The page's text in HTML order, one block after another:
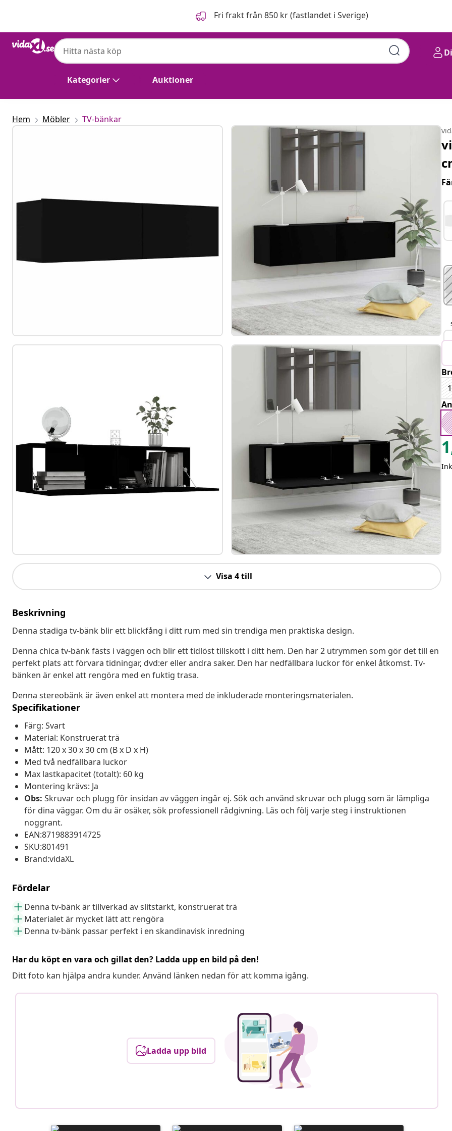
Fri frakt från 850 kr (fastlandet i Sverige)
Kategorier Auktioner
vidaXL
Hem Möbler TV-bänkar
Visa 4 till
Beskrivning
Denna stadiga tv-bänk blir ett blickfång i ditt rum med sin trendiga men praktiska design.
Denna chica tv-bänk fästs i väggen och blir ett tidlöst tillskott i ditt hem. Den har 2 utrymmen som gör det till en
perfekt plats att förvara tidningar, dvd:er eller andra saker. Den har nedfällbara luckor för enkel åtkomst. Tv-
bänken är enkel att rengöra med en fuktig trasa.
Denna stereobänk är även enkel att montera med de inkluderade monteringsmaterialen.
Specifikationer
Färg: Svart
Material: Konstruerat trä
Mått: 120 x 30 x 30 cm (B x D x H)
Med två nedfällbara luckor
Max lastkapacitet (totalt): 60 kg
Montering krävs: Ja
Obs: Skruvar och plugg för insidan av väggen ingår ej. Sök och använd skruvar och plugg som är lämpliga
för dina väggar. Om du är osäker, sök professionell rådgivning. Läs och följ varje steg i instruktionen
noggrant.
EAN:8719883914725
SKU:801491
Brand:vidaXL
Fördelar
Denna tv-bänk är tillverkad av slitstarkt, konstruerat trä
Materialet är mycket lätt att rengöra
Denna tv-bänk passar perfekt i en skandinavisk inredning
Har du köpt en vara och gillat den? Ladda upp en bild på den!
Ditt foto kan hjälpa andra kunder. Använd länken nedan för att komma igång.
Ladda upp bild